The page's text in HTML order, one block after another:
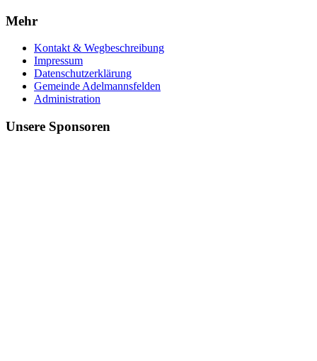
Mehr
Kontakt & Wegbeschreibung
Impressum
Datenschutzerklärung
Gemeinde Adelmannsfelden
Administration
Unsere Sponsoren